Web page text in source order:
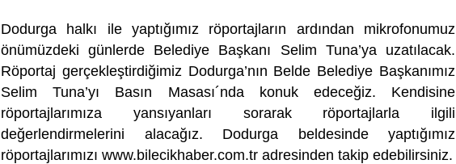
Dodurga halkı ile yaptığımız röportajların ardından mikrofonumuz
önümüzdeki günlerde Belediye Başkanı Selim Tuna’ya uzatılacak.
Röportaj gerçekleştirdiğimiz Dodurga’nın Belde Belediye Başkanımız
Selim Tuna’yı Basın Masası´nda konuk edeceğiz. Kendisine
röportajlarımıza yansıyanları sorarak röportajlarla ilgili
değerlendirmelerini alacağız. Dodurga beldesinde yaptığımız
röportajlarımızı www.bilecikhaber.com.tr adresinden takip edebilirsiniz.